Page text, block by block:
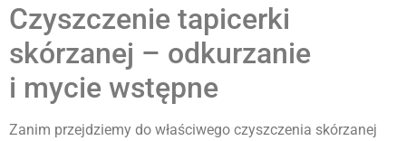
Czyszczenie tapicerki
skórzanej – odkurzanie
i mycie wstępne
Zanim przejdziemy do właściwego czyszczenia skórzanej